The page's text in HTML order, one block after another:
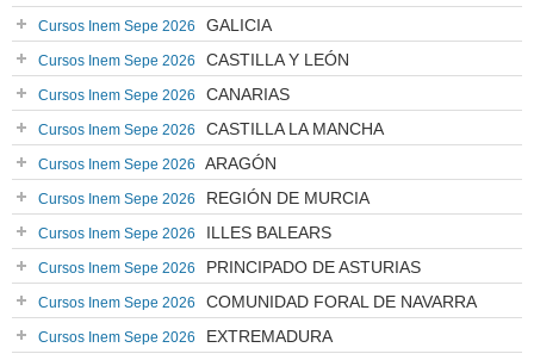
Cursos Inem Sepe 2026 GALICIA
Cursos Inem Sepe 2026 CASTILLA Y LEÓN
Cursos Inem Sepe 2026 CANARIAS
Cursos Inem Sepe 2026 CASTILLA LA MANCHA
Cursos Inem Sepe 2026 ARAGÓN
Cursos Inem Sepe 2026 REGIÓN DE MURCIA
Cursos Inem Sepe 2026 ILLES BALEARS
Cursos Inem Sepe 2026 PRINCIPADO DE ASTURIAS
Cursos Inem Sepe 2026 COMUNIDAD FORAL DE NAVARRA
Cursos Inem Sepe 2026 EXTREMADURA